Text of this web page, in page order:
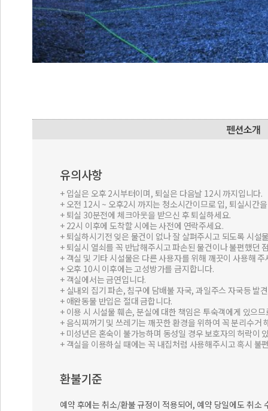
유의사항
+ 입실은 오후 2시부터이며, 퇴실은 다음날 12시 까지입니다.
+ 오전 12시 ~ 오후2시 까지는 청소시간이므로 입, 퇴실시간
+ 퇴실 30분전에 체크아웃을 받으신 후 퇴실하세요.
+ 22시 이후에 도착할 시에는 사전에 연락주세요.
+ 퇴실하시기전 잊은 물건이 없나 잘 살펴주시고 되도록 시설
+ 퇴실시 열쇠를 꼭 반납해주시고 파손된 물건이나 불편했던
+ 객실 및 기타 시설물은 다른 사용자를 위해 깨끗이 사용해 주
+ 오후 10시 이후에는 고성방가를 금지합니다.
+ 객실에서는 금연입니다.
+ 실내외 집기 파손, 침구에 담배불 자국, 과일주스 자국등 발
+ 애완동물 반입은 절대 금합니다.
+ 이용 시 시설물 훼손, 분실에 대한 책임은 투숙객에게 있으
+ 음식찌꺼기 및 쓰레기는 깨끗한 환경을 위하여 꼭 분리수거
+ 미성년은 혼숙이 불가능하며 동성일 경우 보호자의 허락이
+ 객실을 이용하실 때에는 꼭 내집처럼 사용해주시고 혹시 불
환불기준
예약 후에는 취소/환불 규정이 적용되어, 예약 당일에도 취소